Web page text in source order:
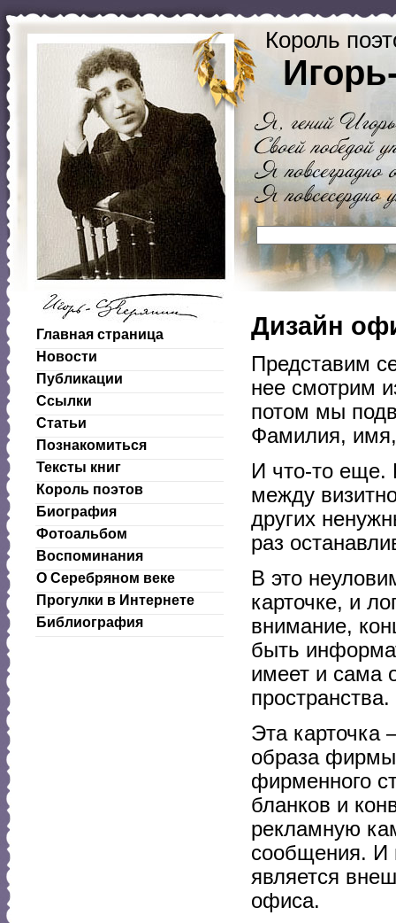
Король
Главная страница
Новости
Публикации
Ссылки
Статьи
Познакомиться
Тексты книг
Король поэтов
Биография
Фотоальбом
Воспоминания
О Серебряном веке
Прогулки в Интернете
Библиография
Дизайн
Представим
нее смотрим
потом мы
Фамилия,
И что-то еще.
между
других
раз
В это
карточке, и
внимание,
быть
имеет и сама
пространства.
Эта карточка
образа
фирменного
бланков и
рекламную
сообщения. И
является
офиса.